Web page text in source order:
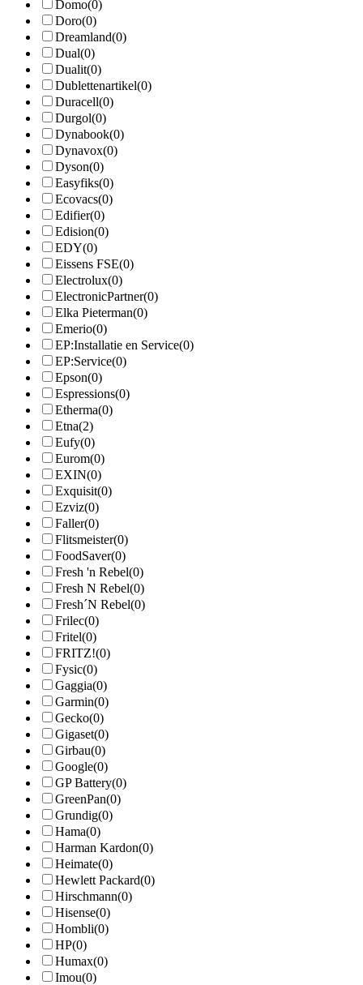
Domo(0)
Doro(0)
Dreamland(0)
Dual(0)
Dualit(0)
Dublettenartikel(0)
Duracell(0)
Durgol(0)
Dynabook(0)
Dynavox(0)
Dyson(0)
Easyfiks(0)
Ecovacs(0)
Edifier(0)
Edision(0)
EDY(0)
Eissens FSE(0)
Electrolux(0)
ElectronicPartner(0)
Elka Pieterman(0)
Emerio(0)
EP:Installatie en Service(0)
EP:Service(0)
Epson(0)
Espressions(0)
Etherma(0)
Etna(2)
Eufy(0)
Eurom(0)
EXIN(0)
Exquisit(0)
Ezviz(0)
Faller(0)
Flitsmeister(0)
FoodSaver(0)
Fresh 'n Rebel(0)
Fresh N Rebel(0)
Fresh´N Rebel(0)
Frilec(0)
Fritel(0)
FRITZ!(0)
Fysic(0)
Gaggia(0)
Garmin(0)
Gecko(0)
Gigaset(0)
Girbau(0)
Google(0)
GP Battery(0)
GreenPan(0)
Grundig(0)
Hama(0)
Harman Kardon(0)
Heimate(0)
Hewlett Packard(0)
Hirschmann(0)
Hisense(0)
Hombli(0)
HP(0)
Humax(0)
Imou(0)